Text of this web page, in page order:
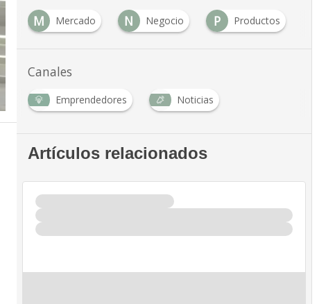
M Mercado N Negocio P Productos
Canales
Emprendedores Noticias
Artículos relacionados